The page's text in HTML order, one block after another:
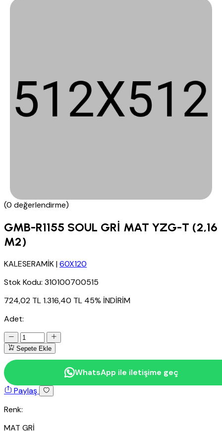
(0 değerlendirme)
GMB-R1155 SOUL GRİ MAT YZG-T (2,16
M2)
KALESERAMİK|60X120
Stok Kodu: 310100700515
724,02 TL1.316,40 TL 45% İNDİRİM
Adet:
Sepete Ekle
WhatsApp ile iletişime geç
Paylaş
Renk:
MAT GRİ